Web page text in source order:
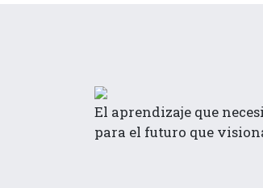
El aprendizaje que
para el futuro que